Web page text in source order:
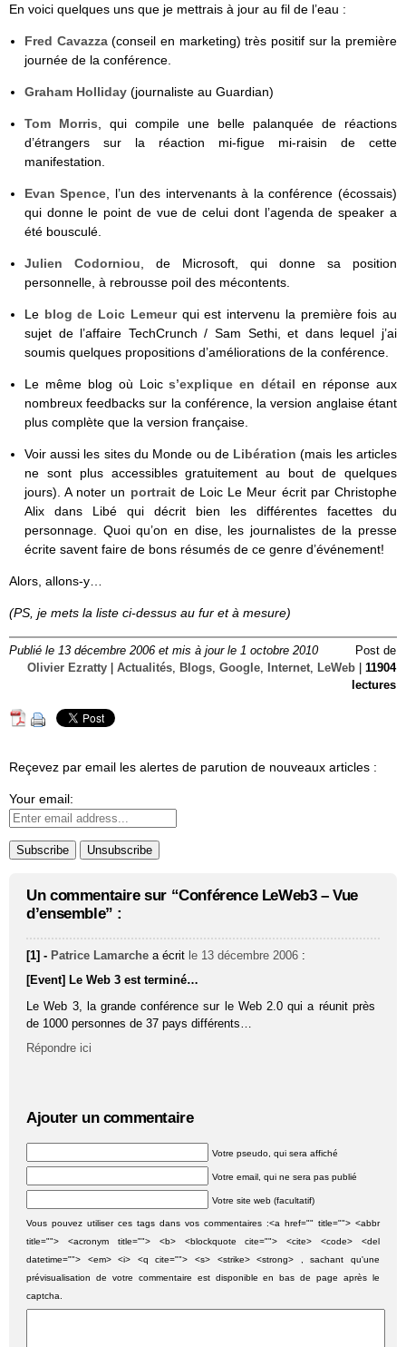
En voici quelques uns que je mettrais à jour au fil de l’eau :
Fred Cavazza(conseil en marketing) très positif sur la première
journée de la conférence.
Graham Holliday(journaliste au Guardian)
Tom Morris , qui compile une belle palanquée de réactions
d’étrangers sur la réaction mi-figue mi-raisin de cette
manifestation.
Evan Spence , l’un des intervenants à la conférence (écossais)
qui donne le point de vue de celui dont l’agenda de speaker a
été bousculé.
Julien Codorniou , de Microsoft, qui donne sa position
personnelle, à rebrousse poil des mécontents.
Le blog de Loic Lemeurqui est intervenu la première fois au
sujet de l’affaire TechCrunch / Sam Sethi, et dans lequel j’ai
soumis quelques propositions d’améliorations de la conférence.
Le même blog où Loics’explique en détail en réponse aux
nombreux feedbacks sur la conférence, la version anglaise étant
plus complète que la version française.
Voir aussi les sites du Monde ou de Libération (mais les articles
ne sont plus accessibles gratuitement au bout de quelques
jours). A noter un portraitde Loic Le Meur écrit par Christophe
Alix dans Libé qui décrit bien les différentes facettes du
personnage. Quoi qu’on en dise, les journalistes de la presse
écrite savent faire de bons résumés de ce genre d’événement!
Alors, allons-y…
(PS, je mets la liste ci-dessus au fur et à mesure)
Publié le 13 décembre 2006 et mis à jour le 1 octobre 2010
Post de
Olivier Ezratty
Actualités, Blogs, Google, Internet, LeWeb
11904
lectures
Reçevez par email les alertes de parution de nouveaux articles :
Your email:
Un commentaire sur “Conférence LeWeb3 – Vue
d’ensemble” :
[1] - Patrice Lamarche a écrit le 13 décembre 2006 :
[Event] Le Web 3 est terminé…
Le Web 3, la grande conférence sur le Web 2.0 qui a réunit près
de 1000 personnes de 37 pays différents…
Répondre ici
Ajouter un commentaire
Votre pseudo, qui sera affiché
Votre email, qui ne sera pas publié
Votre site web (facultatif)
Vous pouvez utiliser ces tags dans vos commentaires :<a href="" title=""> <abbr
title=""> <acronym title=""> <b> <blockquote cite=""> <cite> <code> <del
datetime=""> <em> <i> <q cite=""> <s> <strike> <strong> , sachant qu'une
prévisualisation de votre commentaire est disponible en bas de page après le
captcha.